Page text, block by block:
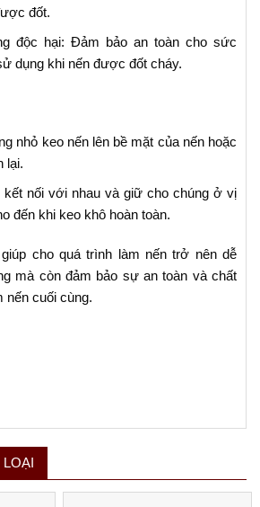
đốt.
độc hại: Đảm bảo an toàn cho sức
dụng khi nến được đốt cháy.
nhỏ keo nến lên bề mặt của nến hoặc
lại.
kết nối với nhau và giữ cho chúng ở vị
đến khi keo khô hoàn toàn.
cho quá trình làm nến trở nên dễ
mà còn đảm bảo sự an toàn và chất
nến cuối cùng.